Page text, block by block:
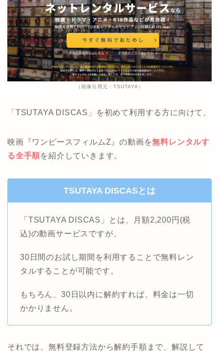
（画像引用元：TSUTAYA）
「TSUTAYA DISCAS」を初めて利用する方に向けて、
映画『ワンピースフィルムZ』の動画を無料レンタルす
る全手順を紹介していきます。
TSUTAYA DISCASとは
「TSUTAYA DISCAS」とは、月額2,200円(税
込)の動画サービスですが、
30日間のお試し期間を利用することで無料レン
タルすることが可能です。
もちろん、30日以内に解約すれば、料金は一切
かかりません。
それでは、無料登録方法から解約手順まで、解説して